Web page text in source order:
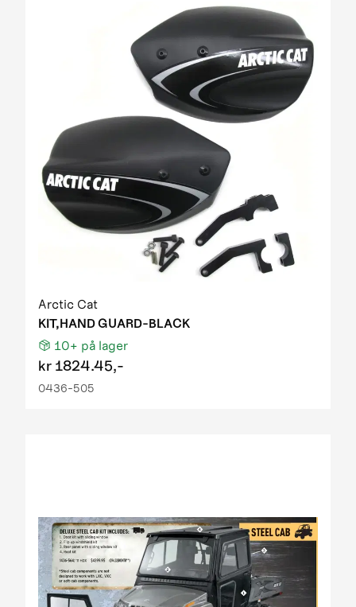
Arctic Cat
KIT,HAND GUARD-BLACK
10+ på lager
kr 1824.45,-
0436-505